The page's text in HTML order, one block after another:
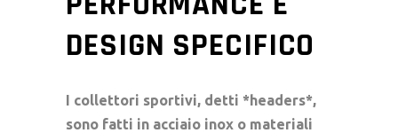
DESIGN SPECIFICO
I collettori sportivi, detti *headers*,
sono fatti in acciaio inox o materiali